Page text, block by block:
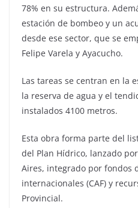
78% en su estructura.
estación de bombeo y un
desde ese sector, que se
Felipe Varela y Ayacucho.
Las tareas se centran en la
la reserva de agua y el
instalados 4100 metros.
Esta obra forma parte del
del Plan Hídrico, lanzado
Aires, integrado por fondos
internacionales (CAF) y
Provincial.